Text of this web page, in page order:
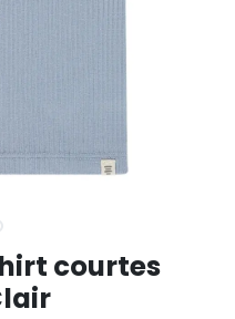
courtes